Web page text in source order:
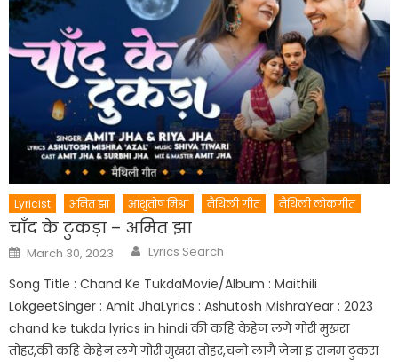
Lyricist अमित झा आशुतोष मिश्रा मैथिली गीत मैथिली लोकगीत
चाँद के टुकड़ा – अमित झा
Posted
on
March 30, 2023 Author
Lyrics Search
Song Title : Chand Ke TukdaMovie/Album : Maithili
LokgeetSinger : Amit JhaLyrics : Ashutosh MishraYear : 2023
chand ke tukda lyrics in hindi की कहि केहेन लगे गोरी मुखरा
तोहर,की कहि केहेन लगे गोरी मुखरा तोहर,चनो लागै जेना इ सनम टुकरा